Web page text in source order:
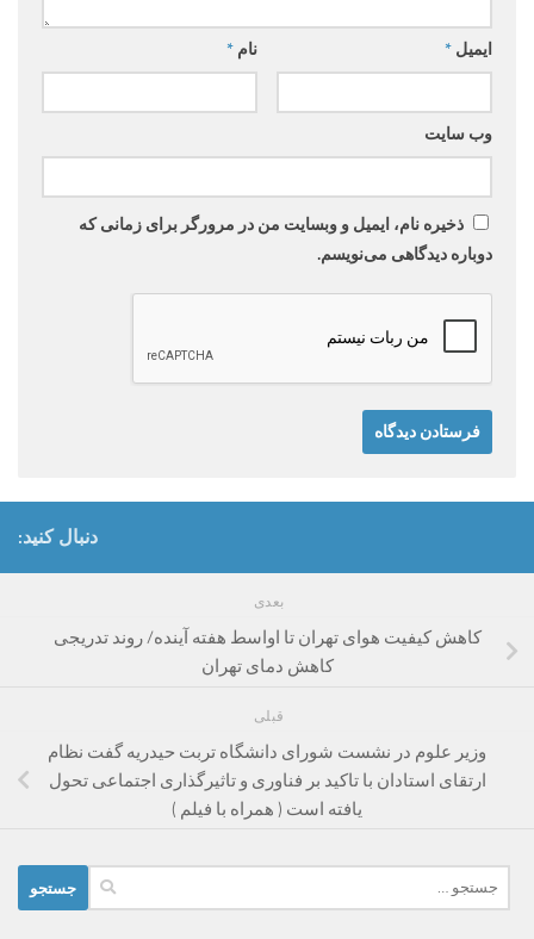
نام * ایمیل *
وب‌ سایت
ذخیره نام، ایمیل و وبسایت من در مرورگر برای زمانی که
دوباره دیدگاهی می‌نویسم.
دنبال کنید:
بعدی
کاهش کیفیت هوای تهران تا اواسط هفته آینده/ روند تدریجی
کاهش دمای تهران
قبلی
وزیر علوم در نشست شورای دانشگاه تربت حیدریه گفت نظام
ارتقای استادان با تاکید بر فناوری و تاثیرگذاری اجتماعی تحول
یافته است ( همراه با فیلم )
برای: